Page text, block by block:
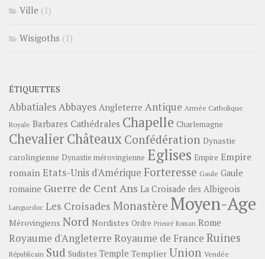
Ville (1)
Wisigoths (1)
ÉTIQUETTES
Abbatiales Abbayes Angleterre Antique Armée Catholique
Royale Barbares Cathédrales Chapelle Charlemagne
ChevalierChâteauxConfédération Dynastie
carolingienne Dynastie mérovingienne Eglises Empire Empire
romainEtats-Unis d'Amérique Forteresse Gaule Gaule
romaine Guerre de Cent Ans La Croisade des Albigeois
Languedoc Les Croisades Monastère Moyen-Age
Mérovingiens Nord Nordistes Ordre Prieuré Roman Rome
Royaume d'Angleterre Royaume de France Ruines
Républicain Sud Sudistes Temple Templier Union Vendée